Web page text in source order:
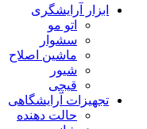
ابزار آرایشگری
اتو مو
سشوار
ماشین اصلاح
شیور
قیچی
تجهیزات آرایشگاهی
حالت دهنده